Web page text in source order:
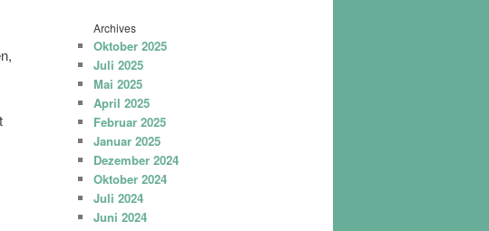
Archives
Oktober 2025
Juli 2025
Mai 2025
April 2025
Februar 2025
Januar 2025
Dezember 2024
Oktober 2024
Juli 2024
Juni 2024